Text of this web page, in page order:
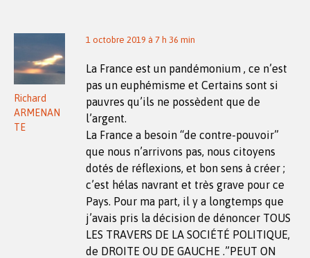
Richard
ARMENAN
TE
1 octobre 2019 à 7 h 36 min
La France est un pandémonium , ce n’est
pas un euphémisme et Certains sont si
pauvres qu’ils ne possèdent que de
l’argent.
La France a besoin “de contre-pouvoir”
que nous n’arrivons pas, nous citoyens
dotés de réflexions, et bon sens à créer ;
c’est hélas navrant et très grave pour ce
Pays. Pour ma part, il y a longtemps que
j’avais pris la décision de dénoncer TOUS
LES TRAVERS DE LA SOCIÉTÉ POLITIQUE,
de DROITE OU DE GAUCHE .”PEUT ON